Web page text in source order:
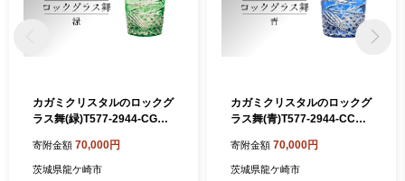
カガミクリスタルのロックグ
ラス舞(緑)T577-2944-CGR |
レゼント 記念日 ギフト ご褒
美 オリジナル 日本土産 クリ
寄附金額 70,000円
茨城県龍ケ崎市
カガミクリスタルのロックグ
ラス舞(青)T577-2944-CCB |
レゼント 記念日 ギフト ご褒
美 オリジナル 日本土産 クリ
寄附金額 70,000円
茨城県龍ケ崎市